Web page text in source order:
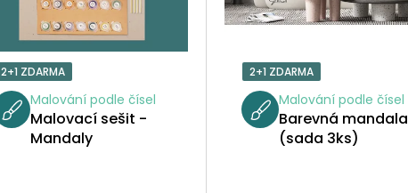
2+1 ZDARMA
Malování podle čísel
Malovací sešit -
Mandaly
2+1 ZDARMA
Malování podle čísel
Barevná mandala
(sada 3ks)